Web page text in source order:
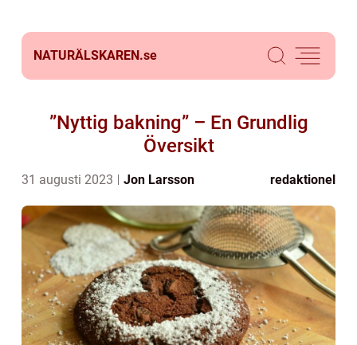
NATURÄLSKAREN.se
”Nyttig bakning” – En Grundlig
Översikt
31 augusti 2023 Jon Larsson redaktionel